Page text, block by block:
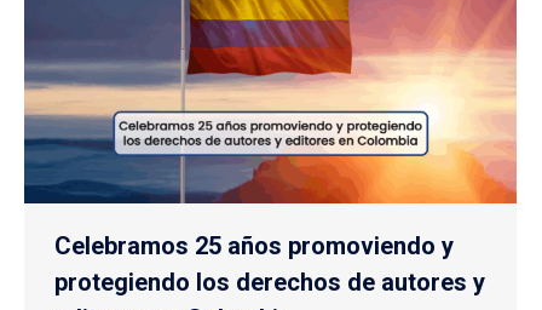
Celebramos 25 años promoviendo y
protegiendo los derechos de autores y